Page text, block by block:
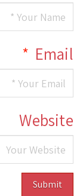
Email
*
Website